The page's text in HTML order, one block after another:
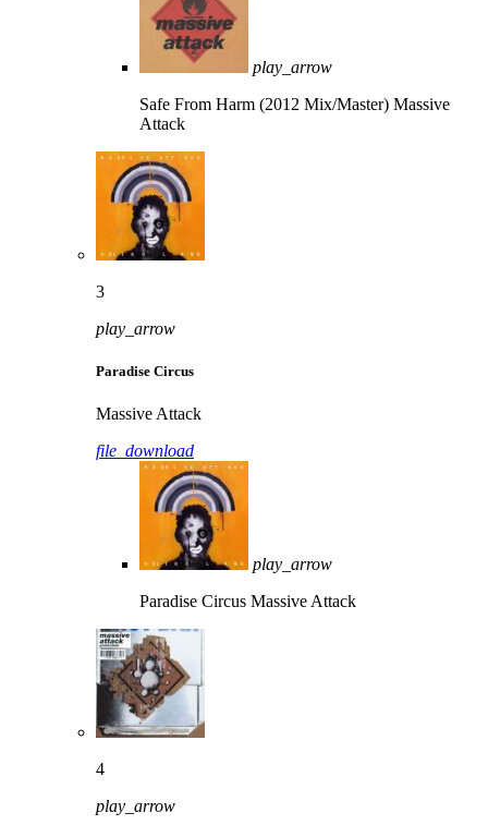
play_arrow
Safe From Harm (2012 Mix/Master) Massive
Attack
3
play_arrow
Paradise Circus
Massive Attack
file_download
play_arrow
Paradise Circus Massive Attack
4
play_arrow